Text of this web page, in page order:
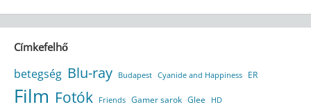
Címkefelhő
betegség Blu-ray Budapest Cyanide and Happiness ER
Film Fotók Friends Gamer sarok Glee HD